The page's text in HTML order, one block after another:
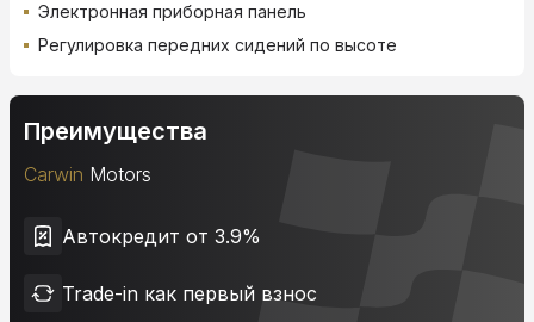
Электронная приборная панель
Регулировка передних сидений по высоте
Преимущества
Carwin Motors
Автокредит от 3.9%
Trade-in как первый взнос